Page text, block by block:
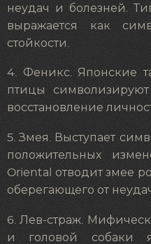
неудач и болезней.
выражается как
стойкости.
4. Феникс. Японские
птицы
восстановление
5. Змея. Выступает
положительных
Oriental отводит змее
оберегающего от
6. Лев-страж.
и головой собаки